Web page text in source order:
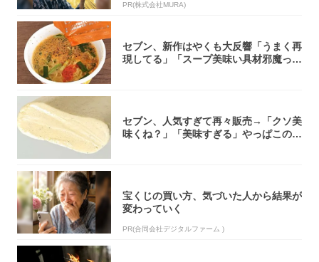
PR(株式会社MURA)
セブン、新作はやくも大反響「うまく再
現してる」「スープ美味い具材邪魔って
セブン、人気すぎて再々販売→「クソ美
味くね？」「美味すぎる」やっぱこのク
宝くじの買い方、気づいた人から結果が
変わっていく
PR(合同会社デジタルファーム )